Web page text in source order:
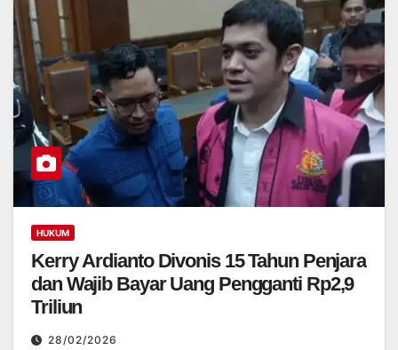
HUKUM
Kerry Ardianto Divonis 15 Tahun Penjara
dan Wajib Bayar Uang Pengganti Rp2,9
Triliun
28/02/2026